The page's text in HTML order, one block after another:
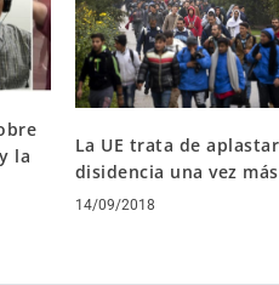
la
La UE trata de
disidencia una vez más
14/09/2018